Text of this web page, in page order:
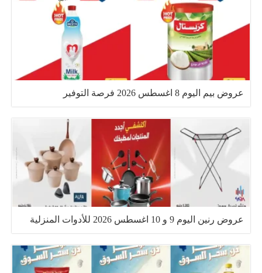
عروض بيم اليوم 8 اغسطس 2026 فرصة التوفير
عروض رنين اليوم 9 و 10 اغسطس 2026 للأدوات المنزلية